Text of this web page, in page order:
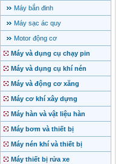
Máy bắn đinh
Máy sạc ác quy
Motor động cơ
Máy và dụng cụ chạy pin
Máy và dụng cụ khí nén
Máy và động cơ xăng
Máy cơ khí xây dựng
Máy hàn và vật liệu hàn
Máy bơm và thiết bị
Máy nén khí và thiết bị
Máy thiết bị rửa xe